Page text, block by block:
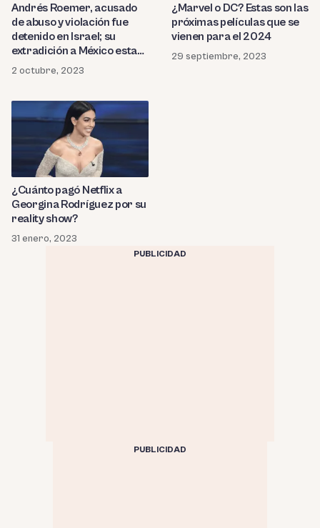
Andrés Roemer, acusado
de abuso y violación fue
detenido en Israel; su
extradición a México esta
por definir
2 octubre, 2023
¿Marvel o DC? Estas son las
próximas películas que se
vienen para el 2024
29 septiembre, 2023
¿Cuánto pagó Netflix a
Georgina Rodríguez por su
reality show?
31 enero, 2023
PUBLICIDAD
PUBLICIDAD